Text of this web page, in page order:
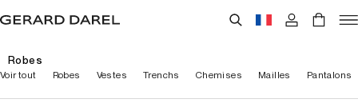
Robes
Voir tout Robes Vestes Trenchs Chemises Mailles Pantalons